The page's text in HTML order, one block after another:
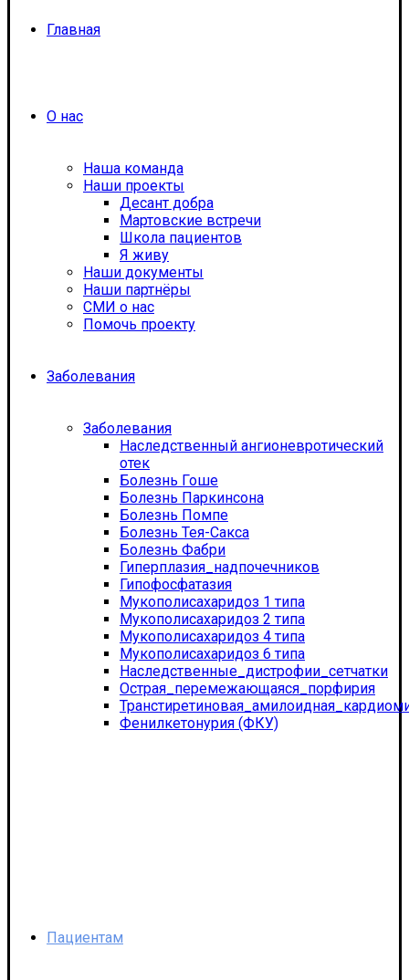
Главная
О нас
Наша команда
Наши проекты
Десант добра
Мартовские встречи
Школа пациентов
Я живу
Наши документы
Наши партнёры
СМИ о нас
Помочь проекту
Заболевания
Заболевания
Наследственный ангионевротический
отек
Болезнь Гоше
Болезнь Паркинсона
Болезнь Помпе
Болезнь Тея-Сакса
Болезнь Фабри
Гиперплазия_надпочечников
Гипофосфатазия
Мукополисахаридоз 1 типа
Мукополисахаридоз 2 типа
Мукополисахаридоз 4 типа
Мукополисахаридоз 6 типа
Наследственные_дистрофии_сетчатки
Острая_перемежающаяся_порфирия
Фенилкетонурия (ФКУ)
Пациентам